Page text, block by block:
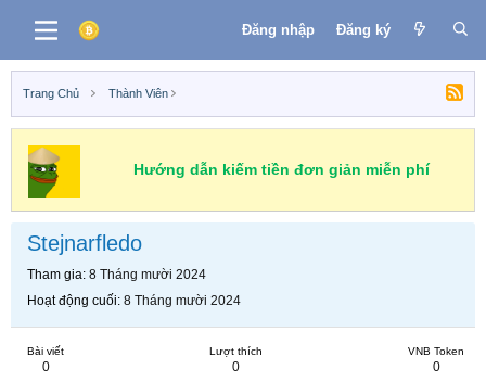
Đăng nhập Đăng ký
Trang Chủ Thành Viên
Hướng dẫn kiếm tiền đơn giản miễn phí
Stejnarfledo
Tham gia 8 Tháng mười 2024
Hoạt động cuối 8 Tháng mười 2024
Bài viết
0
Lượt thích
0
VNB Token
0